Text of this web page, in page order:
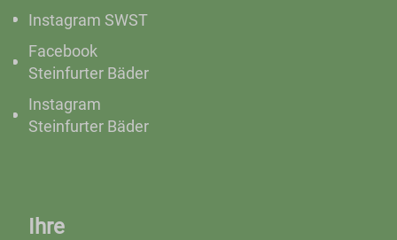
Instagram SWST
Facebook
Steinfurter Bäder
Instagram
Steinfurter Bäder
Ihre